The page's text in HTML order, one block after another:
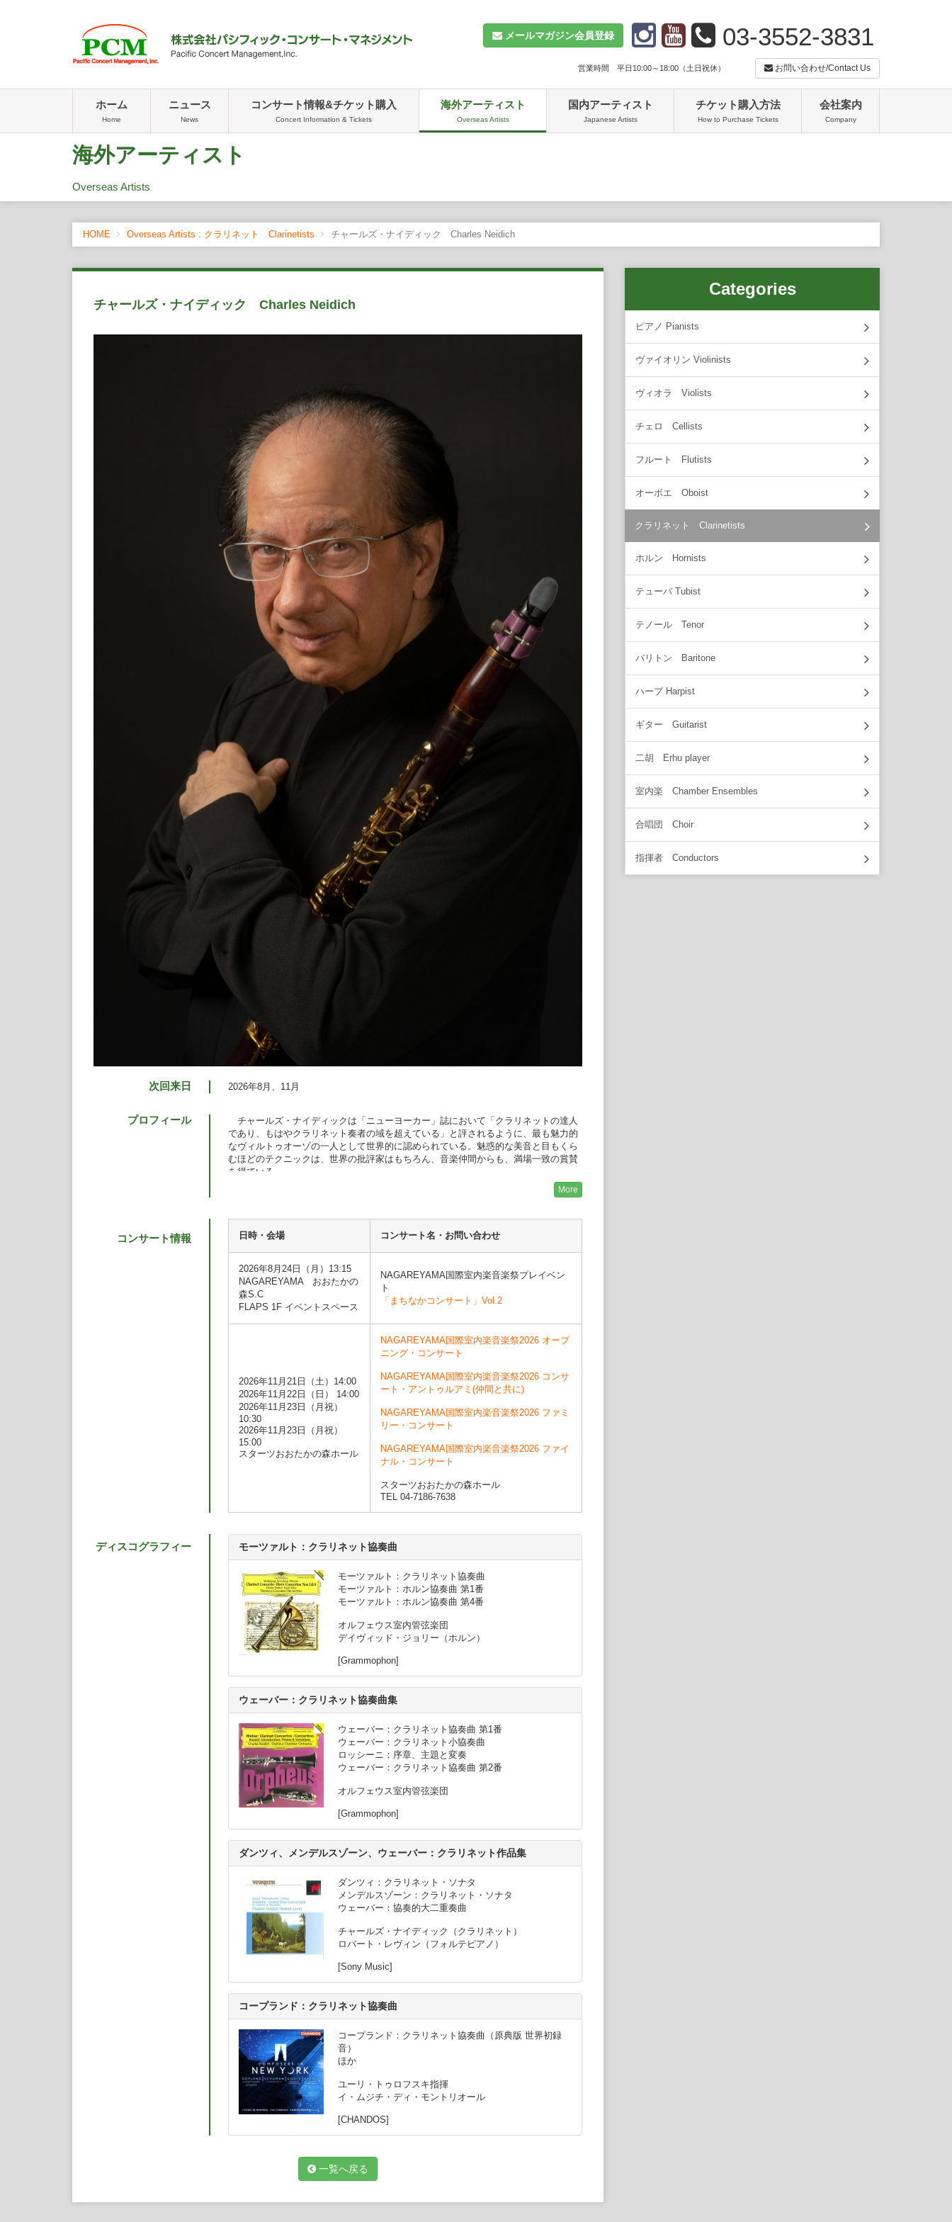
メールマガジン会員登録 03-3552-3831
営業時間 平日10:00～18:00（土日祝休） お問い合わせ/Contact Us
ホーム
Home
ニュース
News
コンサート情報&チケット購入
Concert Information & Tickets
海外アーティスト
Overseas Artists
国内アーティスト
Japanese Artists
チケット購入方法
How to Purchase Tickets
会社案内
Company
海外アーティスト
Overseas Artists
HOME Overseas Artists : クラリネット Clarinetists チャールズ・ナイディック Charles Neidich
チャールズ・ナイディック Charles Neidich
次回来日 2026年8月、11月
プロフィール
チャールズ・ナイディックは「ニューヨーカー」誌において「クラリネットの達人
であり、もはやクラリネット奏者の域を超えている」と評されるように、最も魅力的
なヴィルトゥオーゾの一人として世界的に認められている。魅惑的な美音と目もくら
むほどのテクニックは、世界の批評家はもちろん、音楽仲間からも、満場一致の賞賛
を得ている。
これまでに、セントルイス交響楽団、ミネアポリス交響楽団、オルフェウス室内管
弦楽団、ロイヤル・フィルハーモニー管弦楽団、イ・ムジチ・ディ・モントリオー
楽団、読売日本交響楽団、台湾国家交響楽団等と共演している。また室内楽において
も一流のアンサンブルと演奏会を行っており、ジュリアード、ガルネリ、ブレンター
国の音楽祭に招待されている。
母親にピアノを、7歳からは父親にクラリネットを習う。17歳の時にクラリネット
の指導者として高名なレオン・ルシアノフに師事。イェール大学で文化人類学を学ん
だ後、旧ソヴィエト連邦への初のフルブライト奨学生としてモスクワ国立音楽院に留
学。クラリネット奏者のボリス・ディコフ、及びピアニストのキリル・ヴィノグラド
1982年ARDミュンヘン国際コンクールで最高位（1位なし2位）を獲得。1985年には
位を確立した。
ピリオド楽器の卓越した演奏者としても知られ（著名なピリオド管楽器アンサンブ
ル「モッツァフィアット」の創設者）、また、古典的な協奏曲のカデンツァと装飾音
を即興で演奏した最初のソリストでもある。ナイディックは作品のオリジナル版の復
元・演奏に重要な役割を果たしてきており、彼の手によってオリジナル版が復元され
た作品には、モーツァルト、ウェーバーおよびコープランドの協奏曲、シューマンの
「幻想小曲集」、ショーソンの「アンダンテとアレグロ」等が挙げられる。また、ナ
イディックは現代音楽の熱心な演奏者でもあり、ミルトン・バビット、エリオット・
カーター、エディソン・デニソフ等の作品を初演している。
日本では、2014年に東京フィルハーモニー交響楽団を指揮、モーツァルトのクラリ
ネット協奏曲の吹き振りも披露し絶賛された。また、同年オーケストラ・アンサンブ
ル金沢とコープランドの協奏曲、N響メンバーによる室内オーケストラとモーツァル
の吹きぶりおよびベートーヴェンの交響曲4番を指揮し、大成功を収める。
レコーディングは、ソニー・クラシカル、ソニー・ヴィヴァルテ、ドイツ・グラモ
り首席奏者を務めたオルフェウス室内管弦楽団とのモーツァルトとウェーバーの協奏
曲は名盤として名高い（ドイツ・グラモフォン）。2014年10月にリリースされた最新
版のモーツァルトの協奏曲新録音（ブレーメン・ラジオホール・レコーズ）は、ピリ
オド楽器を用いて演奏されており、各方面より注目されている。
最近は指揮者としても意欲的に活動を行っており、東京フィル（指揮者、ソリスト
の二役）、兵庫芸術文化センター管弦楽団（指揮者、ソリストの二役）、サンディエ
ゴ交響楽団（指揮者、ソリスト、作曲家の三役）、アヴァンティ室内管弦楽団、ヘル
シンキのタピオラ・シンフォニエッタ、ニュー・ワールド交響楽団、ブルガリアのプ
後進の育成にも非常に熱心で、現在、ジュリアード音楽院をはじめ複数の学校で教
鞭を執る。また、世界中からマスタークラスやレクチャーコンサートの要請がある。
More
コンサート情報 日時・会場 コンサート名・お問い合わせ
2026年8月24日（月）13:15
NAGAREYAMA おおたかの
森S.C
FLAPS 1F イベントスペース
NAGAREYAMA国際室内楽音楽祭プレイベン
ト
「まちなかコンサート」Vol.2
2026年11月21日（土）14:00
2026年11月22日（日） 14:00
2026年11月23日（月祝）
10:30
2026年11月23日（月祝）
15:00
スターツおおたかの森ホール
NAGAREYAMA国際室内楽音楽祭2026 オープ
ニング・コンサート
NAGAREYAMA国際室内楽音楽祭2026 コンサ
ート・アントゥルアミ(仲間と共に)
NAGAREYAMA国際室内楽音楽祭2026 ファミ
リー・コンサート
NAGAREYAMA国際室内楽音楽祭2026 ファイ
ナル・コンサート
スターツおおたかの森ホール
TEL 04-7186-7638
ディスコグラフィー モーツァルト：クラリネット協奏曲
モーツァルト：クラリネット協奏曲
モーツァルト：ホルン協奏曲 第1番
モーツァルト：ホルン協奏曲 第4番
オルフェウス室内管弦楽団
デイヴィッド・ジョリー（ホルン）
[Grammophon]
ウェーバー：クラリネット協奏曲集
ウェーバー：クラリネット協奏曲 第1番
ウェーバー：クラリネット小協奏曲
ロッシーニ：序章、主題と変奏
ウェーバー：クラリネット協奏曲 第2番
オルフェウス室内管弦楽団
[Grammophon]
ダンツィ、メンデルスゾーン、ウェーバー：クラリネット作品集
ダンツィ：クラリネット・ソナタ
メンデルスゾーン：クラリネット・ソナタ
ウェーバー：協奏的大二重奏曲
チャールズ・ナイディック（クラリネット）
ロバート・レヴィン（フォルテピアノ）
[Sony Music]
コープランド：クラリネット協奏曲
コープランド：クラリネット協奏曲（原典版 世界初録
音）
ほか
ユーリ・トゥロフスキ指揮
イ・ムジチ・ディ・モントリオール
[CHANDOS]
一覧へ戻る
Categories
ピアノ Pianists
ヴァイオリン Violinists
ヴィオラ Violists
チェロ Cellists
フルート Flutists
オーボエ Oboist
クラリネット Clarinetists
ホルン Hornists
テューバ Tubist
テノール Tenor
バリトン Baritone
ハープ Harpist
ギター Guitarist
二胡 Erhu player
室内楽 Chamber Ensembles
合唱団 Choir
指揮者 Conductors